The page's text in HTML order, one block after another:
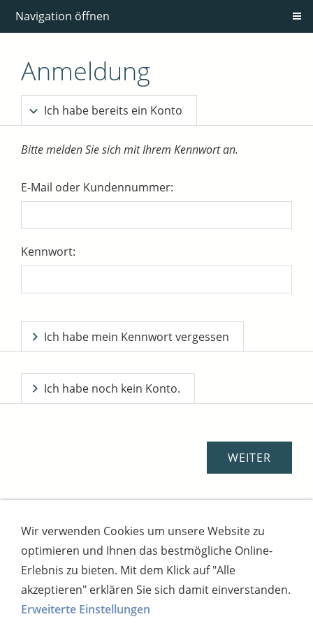
Navigation öffnen
Anmeldung
Ich habe bereits ein Konto
Bitte melden Sie sich mit Ihrem Kennwort an.
E-Mail oder Kundennummer:
Kennwort:
Ich habe mein Kennwort vergessen
Ich habe noch kein Konto.
Impressum AGB
Widerrufsbutton
Widerrufsrecht
Online-Streitschlichtung
Datenschutz
Versand
Bezahlsysteme
Kontakt
Disclaimer Versandtage Cookies
Bankverbindung: Consorsbank, Kt-Inhaber:
Wir verwenden Cookies um unsere Website zu
optimieren und Ihnen das bestmögliche Online-
Erlebnis zu bieten. Mit dem Klick auf "Alle
akzeptieren" erklären Sie sich damit einverstanden.
Erweiterte Einstellungen